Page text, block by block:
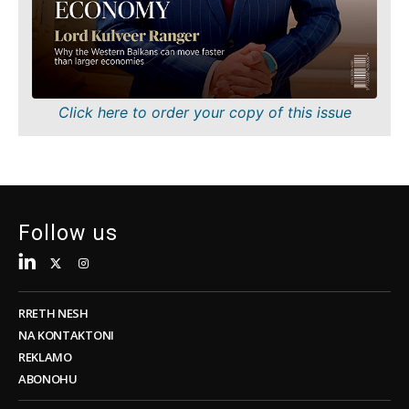
Shkencë
Minierat
Shitje me pakicë
Qëndrueshmëri
Teknologji
Opinion
pakicë
Qëndrueshmëri
Telekom
Turizëm
Insights
Intervistë
Opinion
Bota
Click here to order your copy of this issue
Follow us
RRETH NESH
NA KONTAKTONI
REKLAMO
ABONOHU